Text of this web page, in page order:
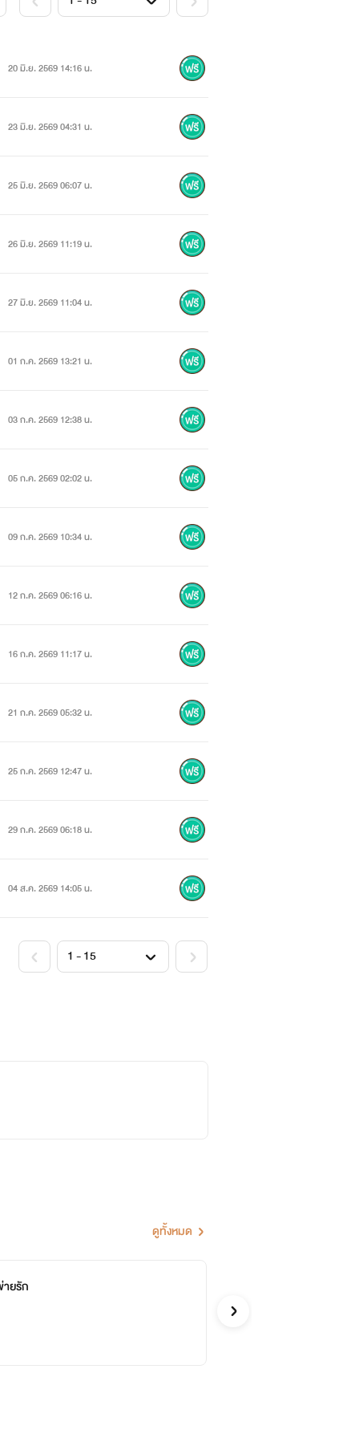
20 มิ.ย. 2569 14:16 น.
23 มิ.ย. 2569 04:31 น.
25 มิ.ย. 2569 06:07 น.
26 มิ.ย. 2569 11:19 น.
27 มิ.ย. 2569 11:04 น.
01 ก.ค. 2569 13:21 น.
03 ก.ค. 2569 12:38 น.
05 ก.ค. 2569 02:02 น.
09 ก.ค. 2569 10:34 น.
12 ก.ค. 2569 06:16 น.
16 ก.ค. 2569 11:17 น.
21 ก.ค. 2569 05:32 น.
25 ก.ค. 2569 12:47 น.
29 ก.ค. 2569 06:18 น.
04 ส.ค. 2569 14:05 น.
ดูทั้งหมด
ยรัก